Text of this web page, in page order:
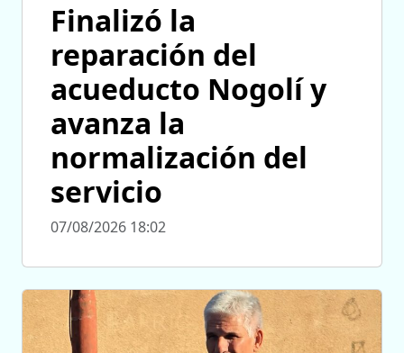
Finalizó la
reparación del
acueducto Nogolí y
avanza la
normalización del
servicio
07/08/2026 18:02